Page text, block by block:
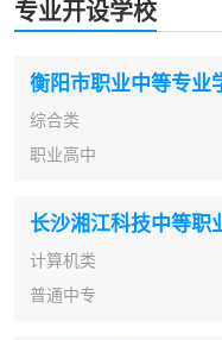
专业开设学校
衡阳市职业中等专业
综合类
职业高中
长沙湘江科技中等职
计算机类
普通中专